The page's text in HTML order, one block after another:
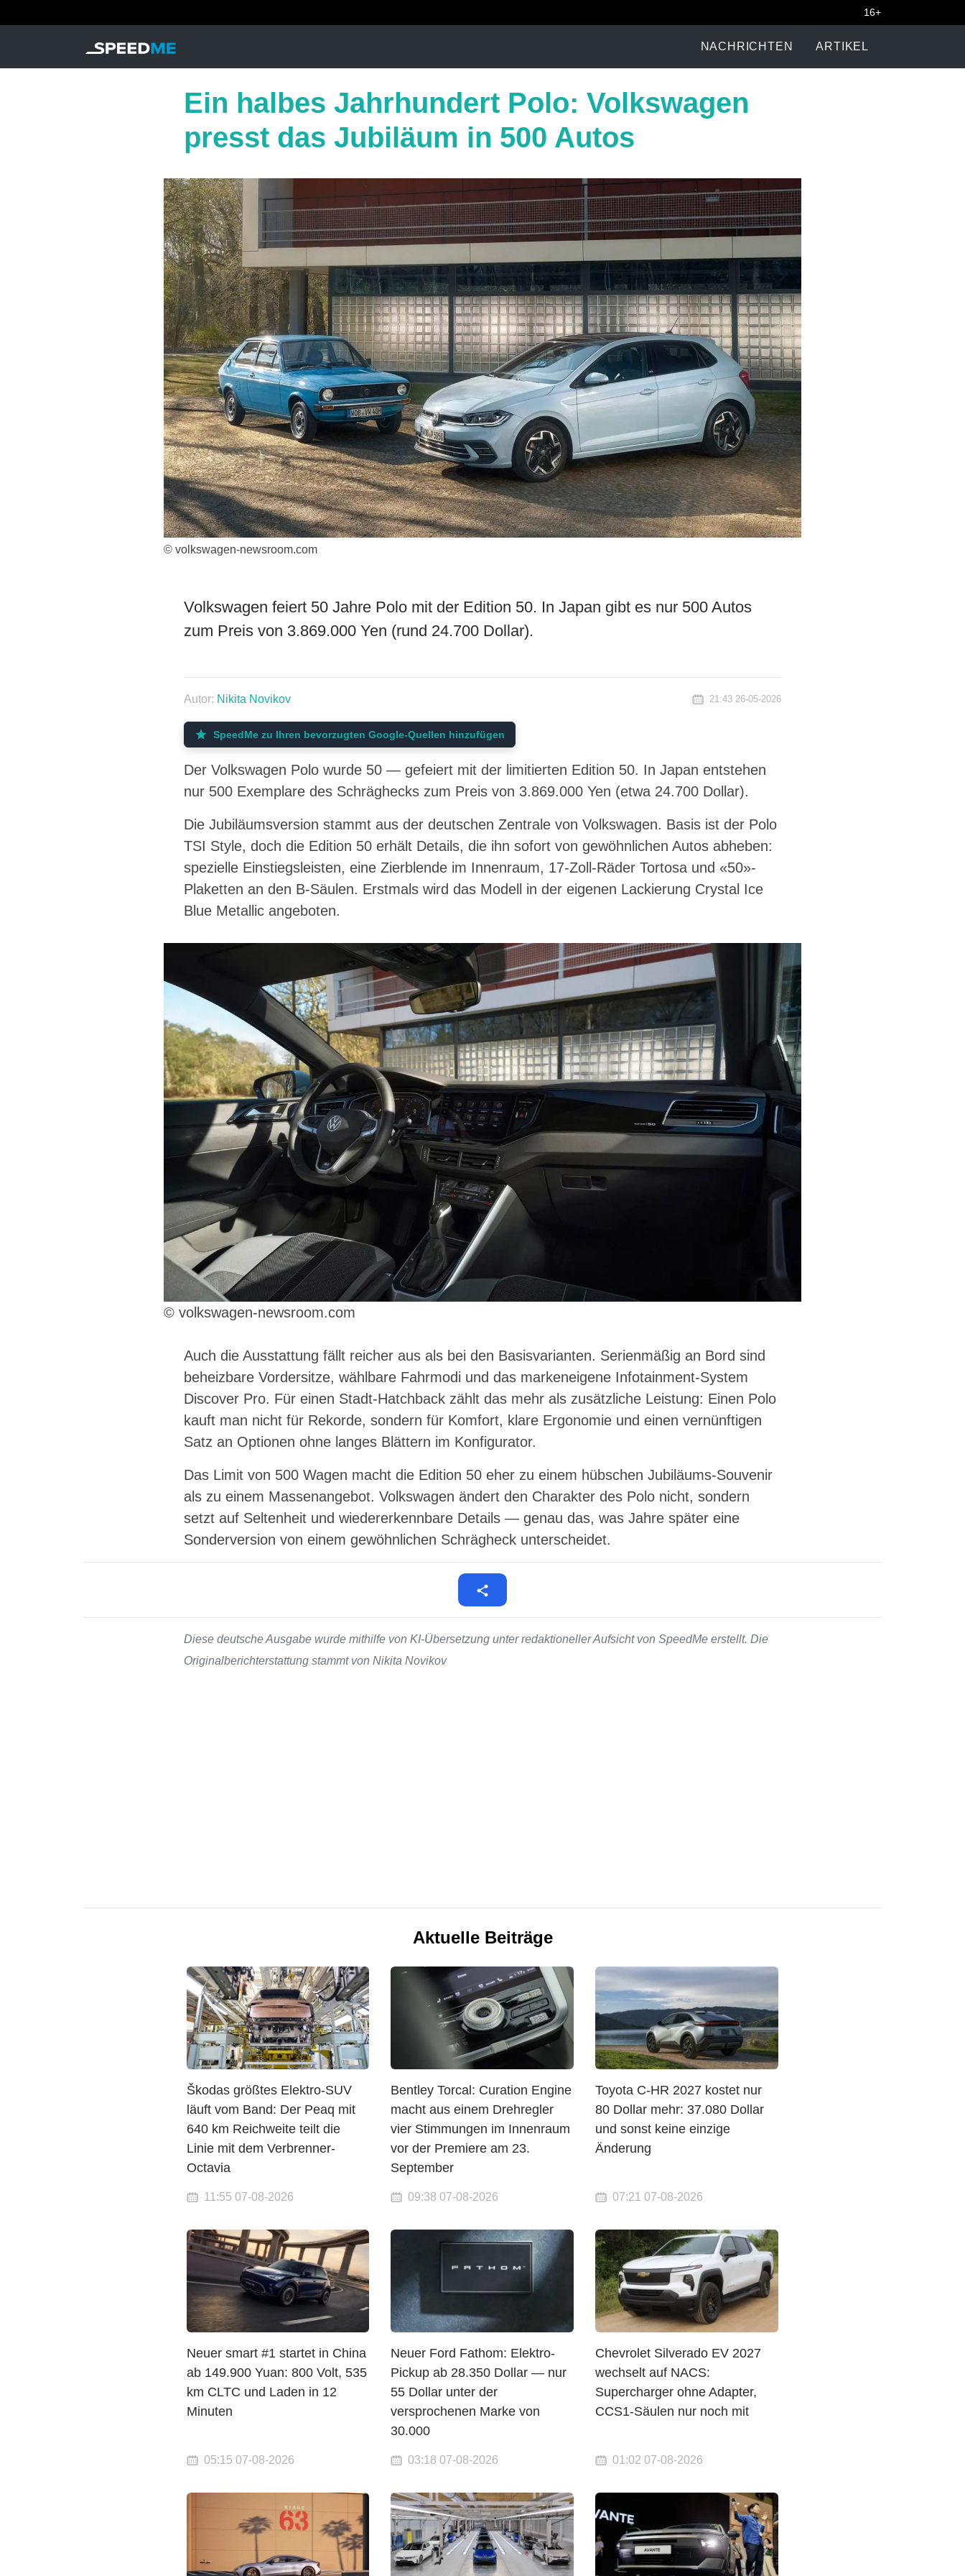
16+
NACHRICHTEN ARTIKEL
Ein halbes Jahrhundert Polo: Volkswagen
presst das Jubiläum in 500 Autos
© volkswagen-newsroom.com
Volkswagen feiert 50 Jahre Polo mit der Edition 50. In Japan gibt es nur 500 Autos
zum Preis von 3.869.000 Yen (rund 24.700 Dollar).
Autor: Nikita Novikov 21:43 26-05-2026
SpeedMe zu Ihren bevorzugten Google-Quellen hinzufügen
Der Volkswagen Polo wurde 50 — gefeiert mit der limitierten Edition 50. In Japan entstehen
nur 500 Exemplare des Schräghecks zum Preis von 3.869.000 Yen (etwa 24.700 Dollar).
Die Jubiläumsversion stammt aus der deutschen Zentrale von Volkswagen. Basis ist der Polo
TSI Style, doch die Edition 50 erhält Details, die ihn sofort von gewöhnlichen Autos abheben:
spezielle Einstiegsleisten, eine Zierblende im Innenraum, 17-Zoll-Räder Tortosa und «50»-
Plaketten an den B-Säulen. Erstmals wird das Modell in der eigenen Lackierung Crystal Ice
Blue Metallic angeboten.
© volkswagen-newsroom.com
Auch die Ausstattung fällt reicher aus als bei den Basisvarianten. Serienmäßig an Bord sind
beheizbare Vordersitze, wählbare Fahrmodi und das markeneigene Infotainment-System
Discover Pro. Für einen Stadt-Hatchback zählt das mehr als zusätzliche Leistung: Einen Polo
kauft man nicht für Rekorde, sondern für Komfort, klare Ergonomie und einen vernünftigen
Satz an Optionen ohne langes Blättern im Konfigurator.
Das Limit von 500 Wagen macht die Edition 50 eher zu einem hübschen Jubiläums-Souvenir
als zu einem Massenangebot. Volkswagen ändert den Charakter des Polo nicht, sondern
setzt auf Seltenheit und wiedererkennbare Details — genau das, was Jahre später eine
Sonderversion von einem gewöhnlichen Schrägheck unterscheidet.
Diese deutsche Ausgabe wurde mithilfe von KI-Übersetzung unter redaktioneller Aufsicht von SpeedMe erstellt. Die
Originalberichterstattung stammt von Nikita Novikov
Aktuelle Beiträge
Škodas größtes Elektro-SUV
läuft vom Band: Der Peaq mit
640 km Reichweite teilt die
Linie mit dem Verbrenner-
Octavia
11:55 07-08-2026
Bentley Torcal: Curation Engine
macht aus einem Drehregler
vier Stimmungen im Innenraum
vor der Premiere am 23.
September
09:38 07-08-2026
Toyota C-HR 2027 kostet nur
80 Dollar mehr: 37.080 Dollar
und sonst keine einzige
Änderung
07:21 07-08-2026
Neuer smart #1 startet in China
ab 149.900 Yuan: 800 Volt, 535
km CLTC und Laden in 12
Minuten
05:15 07-08-2026
Neuer Ford Fathom: Elektro-
Pickup ab 28.350 Dollar — nur
55 Dollar unter der
versprochenen Marke von
30.000
03:18 07-08-2026
Chevrolet Silverado EV 2027
wechselt auf NACS:
Supercharger ohne Adapter,
CCS1-Säulen nur noch mit
01:02 07-08-2026